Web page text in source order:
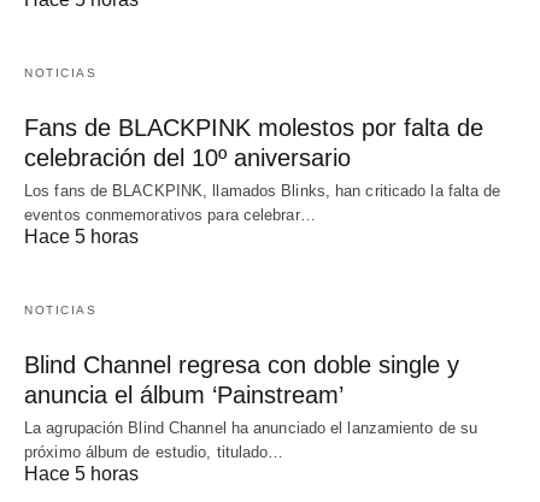
NOTICIAS
Fans de BLACKPINK molestos por falta de
celebración del 10º aniversario
Los fans de BLACKPINK, llamados Blinks, han criticado la falta de
eventos conmemorativos para celebrar…
Hace 5 horas
NOTICIAS
Blind Channel regresa con doble single y
anuncia el álbum ‘Painstream’
La agrupación Blind Channel ha anunciado el lanzamiento de su
próximo álbum de estudio, titulado…
Hace 5 horas